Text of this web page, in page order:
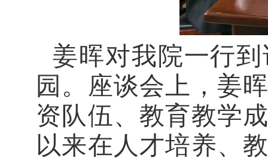
姜晖对我院一行
园。座谈会上，姜
资队伍、教育教学
以来在人才培养、